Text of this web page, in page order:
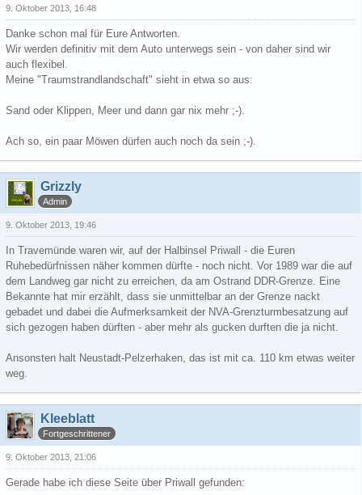
9. Oktober 2013, 16:48
Danke schon mal für Eure Antworten.
Wir werden definitiv mit dem Auto unterwegs sein - von daher sind wir
auch flexibel.
Meine "Traumstrandlandschaft" sieht in etwa so aus:
Sand oder Klippen, Meer und dann gar nix mehr ;-).
Ach so, ein paar Möwen dürfen auch noch da sein ;-).
Grizzly
Admin
9. Oktober 2013, 19:46
In Travemünde waren wir, auf der Halbinsel Priwall - die Euren
Ruhebedürfnissen näher kommen dürfte - noch nicht. Vor 1989 war die auf
dem Landweg gar nicht zu erreichen, da am Ostrand DDR-Grenze. Eine
Bekannte hat mir erzählt, dass sie unmittelbar an der Grenze nackt
gebadet und dabei die Aufmerksamkeit der NVA-Grenzturmbesatzung auf
sich gezogen haben dürften - aber mehr als gucken durften die ja nicht.
Ansonsten halt Neustadt-Pelzerhaken, das ist mit ca. 110 km etwas weiter
weg.
Kleeblatt
Fortgeschrittener
9. Oktober 2013, 21:06
Gerade habe ich diese Seite über Priwall gefunden: